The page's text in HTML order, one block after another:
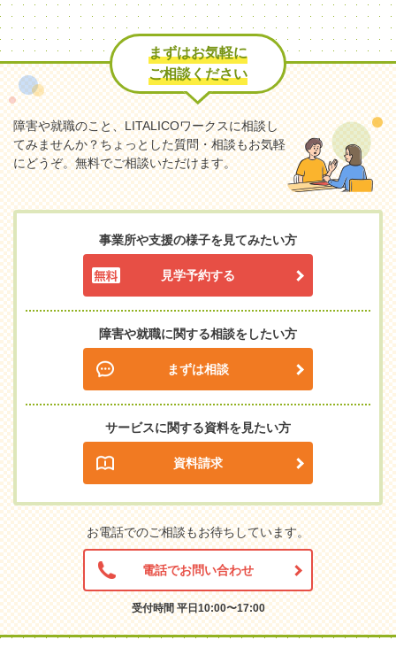
まずはお気軽に
ご相談ください
障害や就職のこと、LITALICOワークスに相談し
てみませんか？ちょっとした質問・相談もお気軽
にどうぞ。無料でご相談いただけます。
事業所や支援の様子を見てみたい方
見学予約する
障害や就職に関する相談をしたい方
まずは相談
サービスに関する資料を見たい方
資料請求
お電話でのご相談もお待ちしています。
電話でお問い合わせ
受付時間 平日10:00〜17:00